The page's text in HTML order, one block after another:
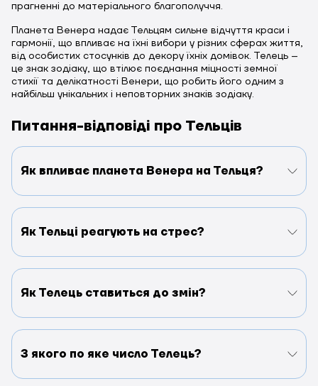
прагненні до матеріального благополуччя.
Планета Венера надає Тельцям сильне відчуття краси і
гармонії, що впливає на їхні вибори у різних сферах життя,
від особистих стосунків до декору їхніх домівок. Телець –
це знак зодіаку, що втілює поєднання міцності земної
стихії та делікатності Венери, що робить його одним з
найбільш унікальних і неповторних знаків зодіаку.
Питання-відповіді про Тельців
Як впливає планета Венера на Тельця?
Як Тельці реагують на стрес?
Як Телець ставиться до змін?
З якого по яке число Телець?